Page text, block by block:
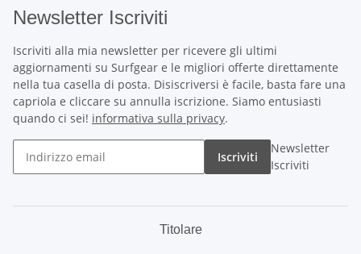
Newsletter Iscriviti
Iscriviti alla mia newsletter per ricevere gli ultimi
aggiornamenti su Surfgear e le migliori offerte direttamente
nella tua casella di posta. Disiscriversi è facile, basta fare una
capriola e cliccare su annulla iscrizione. Siamo entusiasti
quando ci sei! informativa sulla privacy.
Iscriviti
Newsletter
Iscriviti
Titolare